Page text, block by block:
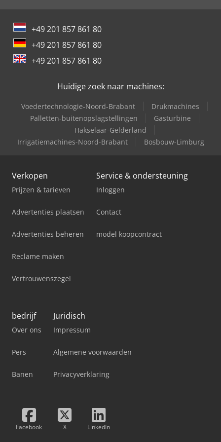
Pegas Gonda 510X510 Herkules X-Cnc
Pegas Gonda 600 Camel X
Pegas Gonda 600X1100 Horizontal X
Pegas Gonda 850X1000 Herkules X
Pegas Gonda 850X1000 Herkules X-Cnc
+49 201 857 861 80
+49 201 857 861 80
+49 201 857 861 80
Huidige zoek naar machines:
Voedertechnologie-Noord-Brabant
Drukmachines
Palletten-buitenopslagstellingen
Gasturbine
Hakselaar-Gelderland
Irrigatiemachines-Noord-Brabant
Bosbouw-Limburg
Verkopen
Prijzen & tarieven
Advertenties plaatsen
Advertenties beheren
Reclame maken
Vertrouwenszegel
Service & ondersteuning
Inloggen
Contact
model koopcontract
bedrijf
Over ons
Pers
Banen
Juridisch
Impressum
Algemene voorwaarden
Privacyverklaring
Facebook X LinkedIn